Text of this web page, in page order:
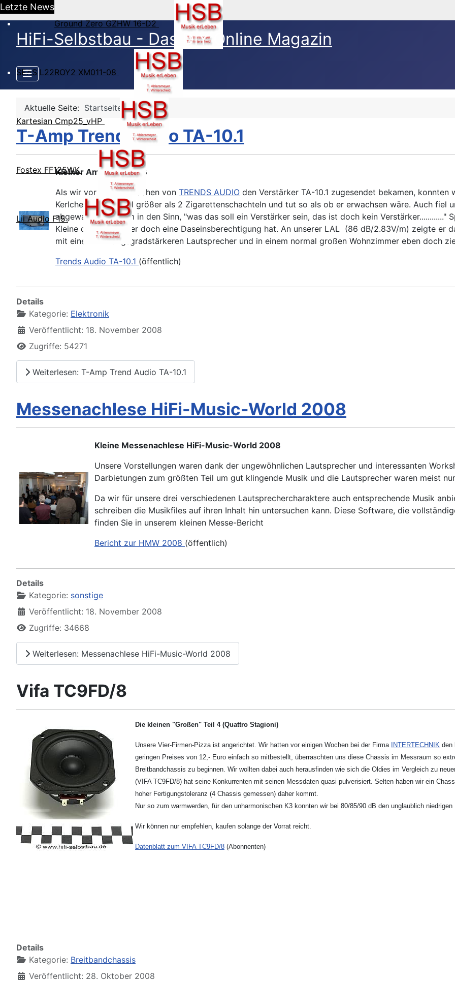
Letzte News
Ground Zero GZHW 16-D2
SEAS L22ROY2 XM011-08
Kartesian Cmp25_vHP
Fostex FF125WK
Lii Audio F15
HiFi-Selbstbau - Das DIY Online Magazin
Aktuelle Seite: Startseite
T-Amp Trend Audio TA-10.1
Kleiner Amp ganz groß
Als wir vor einigen Wochen von TRENDS AUDIO den Verstärker TA-10.1 zugesendet bekamen,
Kerlchen gerade mal größer als 2 Zigarettenschachteln und tut so als ob er erwachsen wäre. Auch fiel
abgewandelter Form in den Sinn, "was das soll ein Verstärker sein, das ist doch kein Verstärker............"
Kleine dann warum er doch eine Daseinsberechtigung hat. An unserer LAL (86 dB/2.83V/m) zeigte er
mit einem wirkungsgradstärkeren Lautsprecher und in einem normal großen Wohnzimmer eben doch
Trends Audio TA-10.1 (öffentlich)
Details
Kategorie: Elektronik
Veröffentlicht: 18. November 2008
Zugriffe: 54271
Weiterlesen: T-Amp Trend Audio TA-10.1
Messenachlese HiFi-Music-World 2008
Kleine Messenachlese HiFi-Music-World 2008
Unsere Vorstellungen waren dank der ungewöhnlichen Lautsprecher und interessanten
Darbietungen zum größten Teil um gut klingende Musik und die Lautsprecher waren meist
Da wir für unsere drei verschiedenen Lautsprechercharaktere auch entsprechende Musik
schreiben die Musikfiles auf ihren Inhalt hin untersuchen kann. Diese Software, die
finden Sie in unserem kleinen Messe-Bericht
Bericht zur HMW 2008 (öffentlich)
Details
Kategorie: sonstige
Veröffentlicht: 18. November 2008
Zugriffe: 34668
Weiterlesen: Messenachlese HiFi-Music-World 2008
Vifa TC9FD/8
Die kleinen "Großen" Teil 4 (Quattro Stagioni)
Unsere Vier-Firmen-Pizza ist angerichtet. Wir hatten vor einigen Wochen bei der Firma INTERTECHNIK den
geringen Preises von 12,- Euro einfach so mitbestellt, überraschten uns diese Chassis im Messraum so
Breitbandchassis zu beginnen. Wir wollten dabei auch herausfinden wie sich die Oldies im Vergleich zu
(VIFA TC9FD/8) hat seine Konkurrenten mit seinen Messdaten quasi pulverisiert. Selten haben wir ein
hoher Fertigungstoleranz (4 Chassis gemessen) daher kommt.
Nur so zum warmwerden, für den unharmonischen K3 konnten wir bei 80/85/90 dB den unglaublich
Wir können nur empfehlen, kaufen solange der Vorrat reicht.
Datenblatt zum VIFA TC9FD/8 (Abonnenten)
Details
Kategorie: Breitbandchassis
Veröffentlicht: 28. Oktober 2008